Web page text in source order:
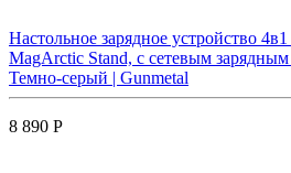
Настольное зарядное устройство
MagArctic Stand, с сетевым
Темно-серый | Gunmetal
8 890 Р